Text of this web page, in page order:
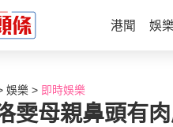
港聞 娛樂
娛樂 即時娛樂
雯母親鼻頭有